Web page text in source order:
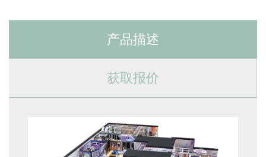
产品描述
获取报价